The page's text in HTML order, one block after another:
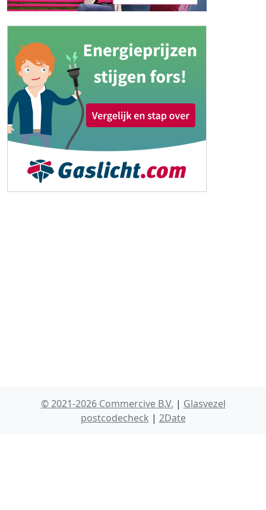
© 2021-2026 Commercive B.V. | Glasvezel
postcodecheck | 2Date